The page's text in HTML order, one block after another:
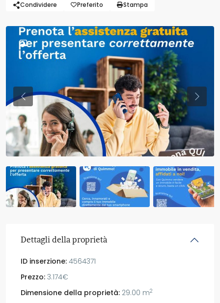
Condividere Preferito Stampa
Previous
Dettagli della proprietà
ID inserzione: 4564371
Prezzo: 3.174€
Dimensione della proprietà: 29.00 m2